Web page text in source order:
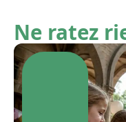
Ne ratez